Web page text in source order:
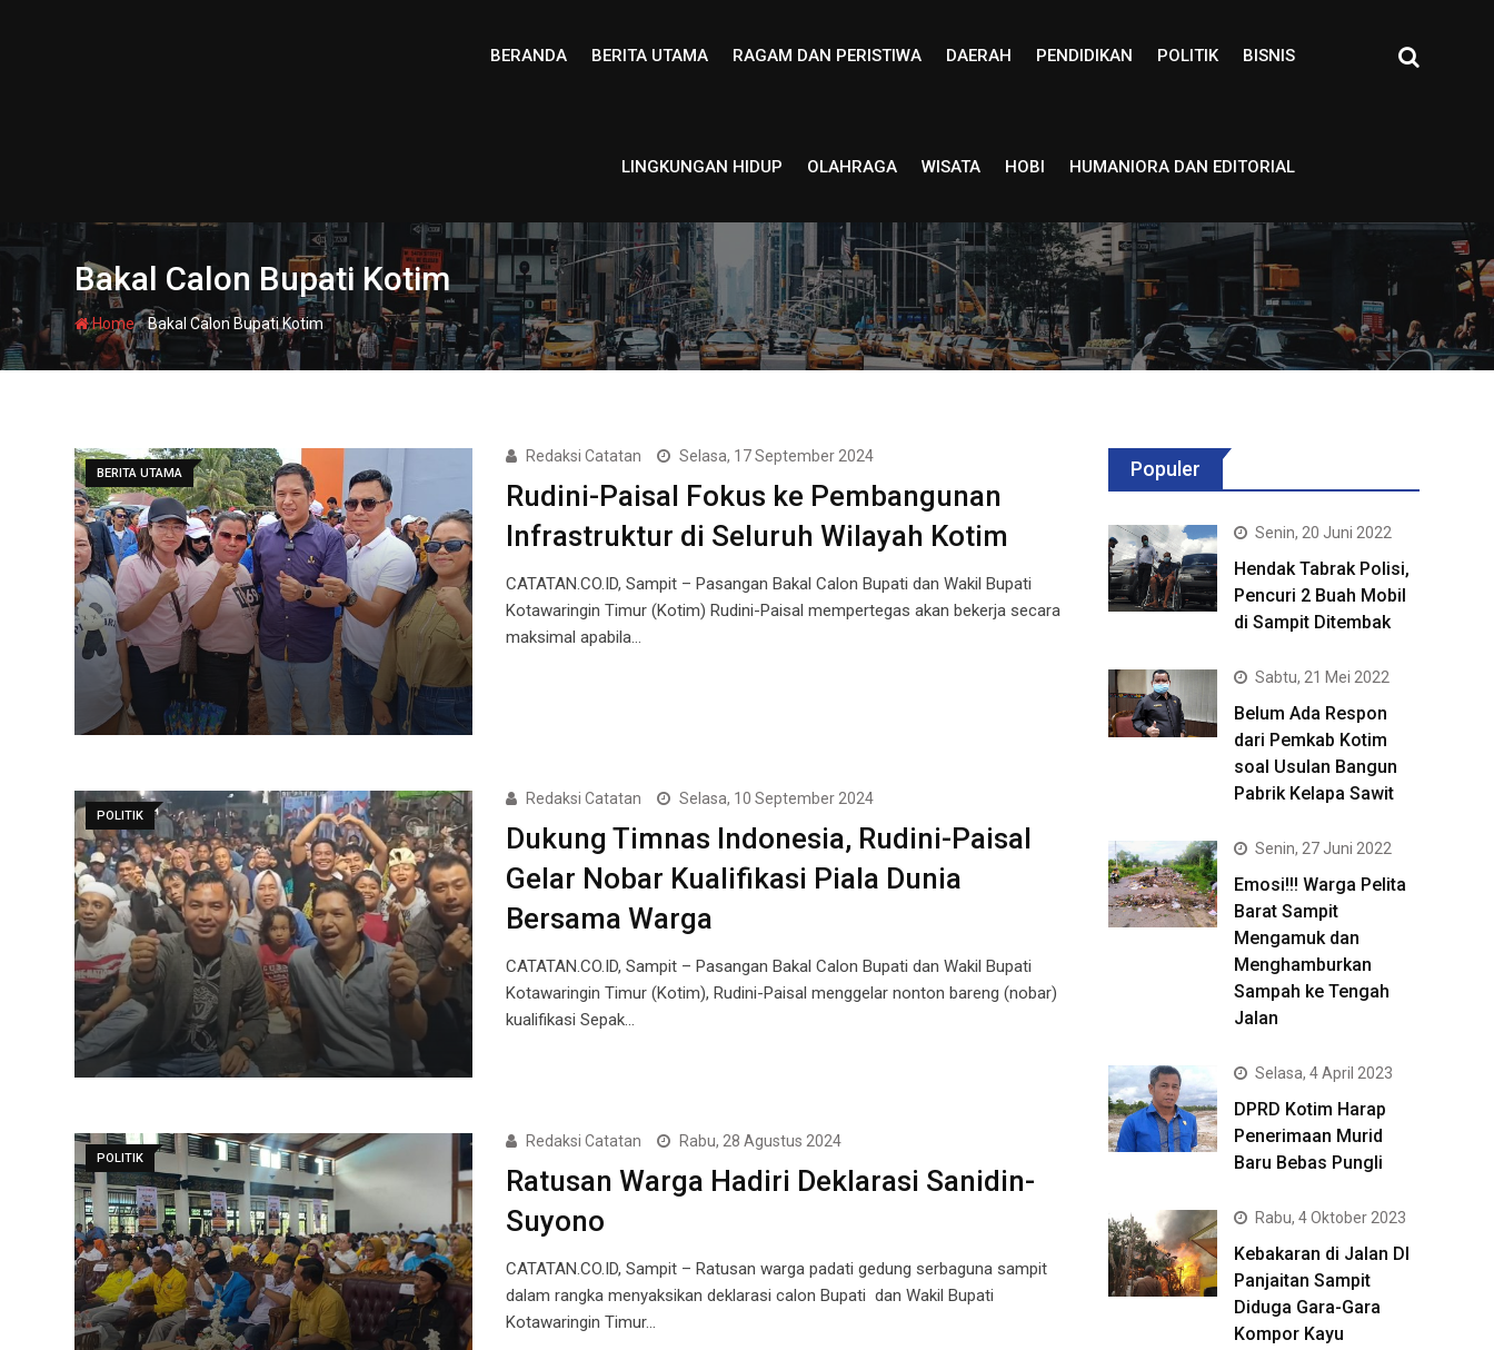
BERANDA BERITA UTAMA RAGAM DAN PERISTIWA DAERAH PENDIDIKAN POLITIK BISNIS
LINGKUNGAN HIDUP OLAHRAGA WISATA HOBI HUMANIORA DAN EDITORIAL
Bakal Calon Bupati Kotim
Home-Bakal Calon Bupati Kotim
BERITA UTAMA
Redaksi Catatan Selasa, 17 September 2024
Rudini-Paisal Fokus ke Pembangunan
Infrastruktur di Seluruh Wilayah Kotim
CATATAN.CO.ID, Sampit – Pasangan Bakal Calon Bupati dan Wakil Bupati
Kotawaringin Timur (Kotim) Rudini-Paisal mempertegas akan bekerja secara
maksimal apabila…
POLITIK
Redaksi Catatan Selasa, 10 September 2024
Dukung Timnas Indonesia, Rudini-Paisal
Gelar Nobar Kualifikasi Piala Dunia
Bersama Warga
CATATAN.CO.ID, Sampit – Pasangan Bakal Calon Bupati dan Wakil Bupati
Kotawaringin Timur (Kotim), Rudini-Paisal menggelar nonton bareng (nobar)
kualifikasi Sepak…
POLITIK
Redaksi Catatan Rabu, 28 Agustus 2024
Ratusan Warga Hadiri Deklarasi Sanidin-
Suyono
CATATAN.CO.ID, Sampit – Ratusan warga padati gedung serbaguna sampit
dalam rangka menyaksikan deklarasi calon Bupati dan Wakil Bupati
Kotawaringin Timur…
Populer
Senin, 20 Juni 2022
Hendak Tabrak Polisi,
Pencuri 2 Buah Mobil
di Sampit Ditembak
Sabtu, 21 Mei 2022
Belum Ada Respon
dari Pemkab Kotim
soal Usulan Bangun
Pabrik Kelapa Sawit
Senin, 27 Juni 2022
Emosi!!! Warga Pelita
Barat Sampit
Mengamuk dan
Menghamburkan
Sampah ke Tengah
Jalan
Selasa, 4 April 2023
DPRD Kotim Harap
Penerimaan Murid
Baru Bebas Pungli
Rabu, 4 Oktober 2023
Kebakaran di Jalan DI
Panjaitan Sampit
Diduga Gara-Gara
Kompor Kayu